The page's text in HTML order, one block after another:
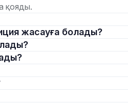
қояды.
жасауға болады?